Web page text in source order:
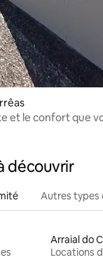
et le confort que
découvrir
Autres types
Arraial do
Locations